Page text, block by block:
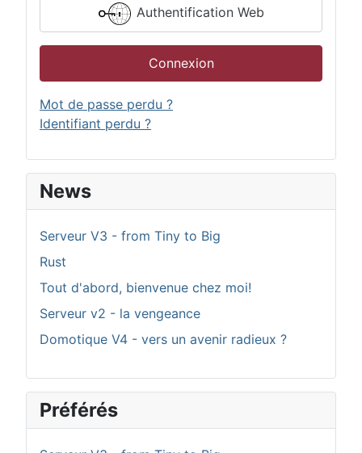
Authentification Web
Connexion
Mot de passe perdu ?
Identifiant perdu ?
News
Serveur V3 - from Tiny to Big
Rust
Tout d'abord, bienvenue chez moi!
Serveur v2 - la vengeance
Domotique V4 - vers un avenir radieux ?
Préférés